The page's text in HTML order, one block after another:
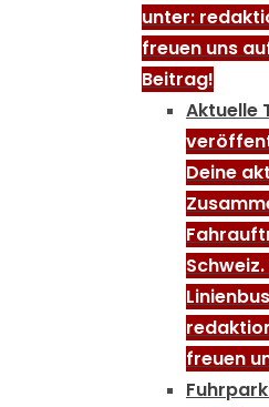
unter:
freuen uns
Beitrag!
Aktuelle
Deine
freuen